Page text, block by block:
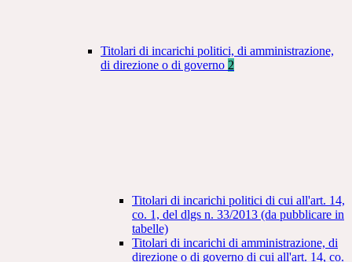
Titolari di incarichi politici, di amministrazione,
di direzione o di governo 2
Titolari di incarichi politici di cui all'art. 14,
co. 1, del dlgs n. 33/2013 (da pubblicare in
tabelle)
Titolari di incarichi di amministrazione, di
direzione o di governo di cui all'art. 14, co.